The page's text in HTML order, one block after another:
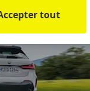
tout